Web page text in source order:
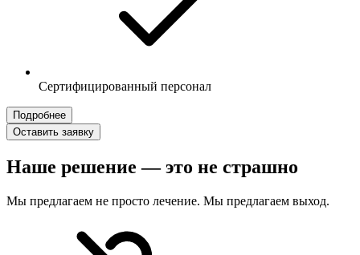
Сертифицированный персонал
Подробнее
Оставить заявку
Наше решение — это не страшно
Мы предлагаем не просто лечение. Мы предлагаем выход.